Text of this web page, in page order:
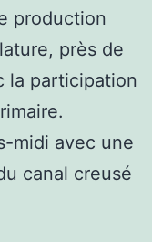
production
près de
la participation
midi avec une
canal creusé